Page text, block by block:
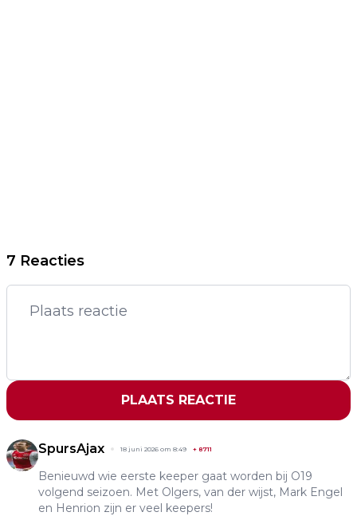
7 Reacties
PLAATS REACTIE
SpursAjax 18 juni 2026 om 8:49 + 8711
Benieuwd wie eerste keeper gaat worden bij O19
volgend seizoen. Met Olgers, van der wijst, Mark Engel
en Henrion zijn er veel keepers!